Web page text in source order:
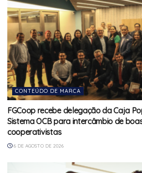
CONTEÚDO DE MARCA
FGCoop recebe delegação da Caja
Sistema OCB para intercâmbio de
cooperativistas
6 DE AGOSTO DE 2026